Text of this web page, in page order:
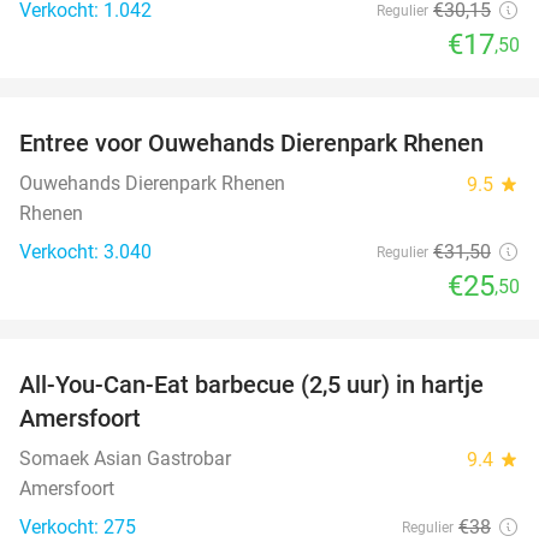
Verkocht: 1.042
Regulier €30,15
€17,50
19%
Entree voor Ouwehands Dierenpark Rhenen
Ouwehands Dierenpark Rhenen 9.5 star
Rhenen
Verkocht: 3.040
Regulier €31,50
€25,50
25%
All-You-Can-Eat barbecue (2,5 uur) in hartje
Amersfoort
Somaek Asian Gastrobar 9.4 star
Amersfoort
Verkocht: 275
Regulier €38